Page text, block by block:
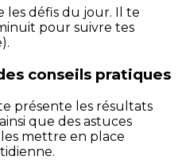
les défis du jour. Il te
pour suivre tes
conseils pratiques
présente les résultats
que des astuces
mettre en place